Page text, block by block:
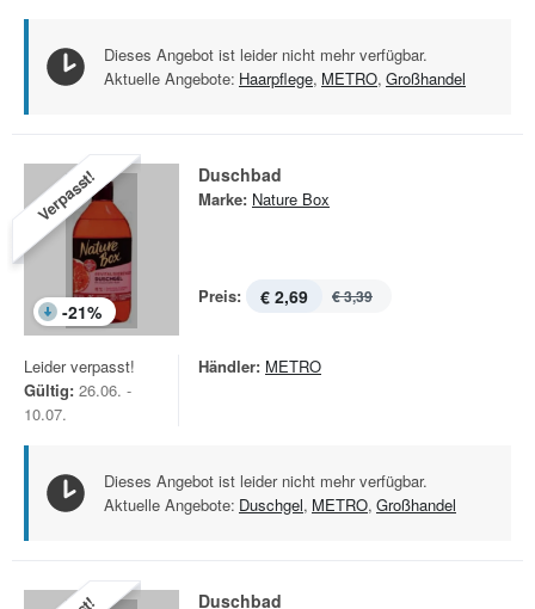
Dieses Angebot ist leider nicht mehr verfügbar.
Aktuelle Angebote: Haarpflege, METRO, Großhandel
Verpasst!
-21%
Duschbad
Marke: Nature Box
Preis: € 2,69 € 3,39
Leider verpasst!
Gültig: 26.06. -
10.07.
Händler: METRO
Dieses Angebot ist leider nicht mehr verfügbar.
Aktuelle Angebote: Duschgel, METRO, Großhandel
Duschbad